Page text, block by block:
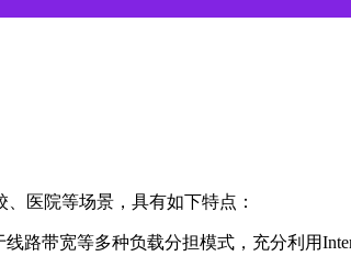
医院等场景，具有如下特点：
路带宽等多种负载分担模式，充分利用